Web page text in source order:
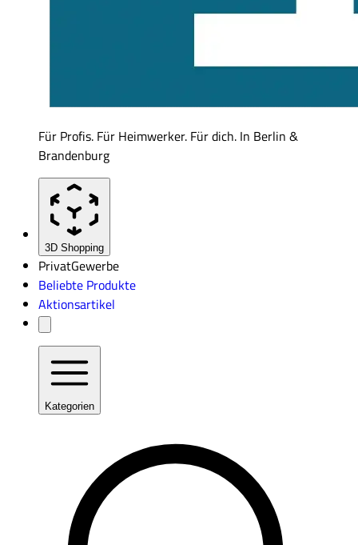
Für Profis. Für Heimwerker. Für dich. In Berlin &
Brandenburg
3D Shopping
PrivatGewerbe
Beliebte Produkte
Aktionsartikel
Kategorien